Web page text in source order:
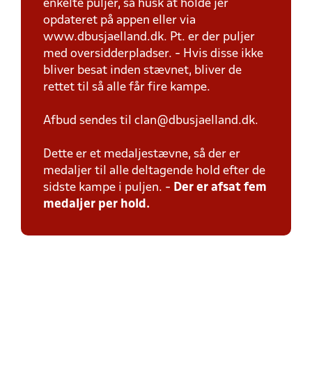
enkelte puljer, så husk at holde jer
opdateret på appen eller via
www.dbusjaelland.dk. Pt. er der puljer
med oversidderpladser. - Hvis disse ikke
bliver besat inden stævnet, bliver de
rettet til så alle får fire kampe.
Afbud sendes til clan@dbusjaelland.dk.
Dette er et medaljestævne, så der er
medaljer til alle deltagende hold efter de
sidste kampe i puljen. - Der er afsat fem
medaljer per hold.